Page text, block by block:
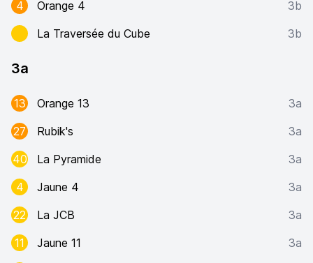
4 Orange 4
3b
La Traversée du Cube
3b
3a
13 Orange 13
3a
27
Rubik's
3a
40
La Pyramide
3a
4
Jaune 4
3a
22
La JCB
3a
11
Jaune 11
3a